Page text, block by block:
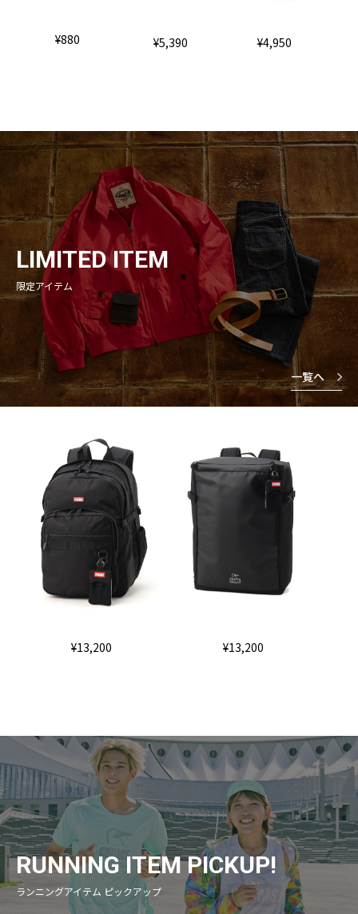
¥880 ¥5,390 ¥4,950
LIMITED ITEM
限定アイテム
一覧へ
¥13,200 ¥13,200
RUNNING ITEM PICKUP!
ランニングアイテム ピックアップ